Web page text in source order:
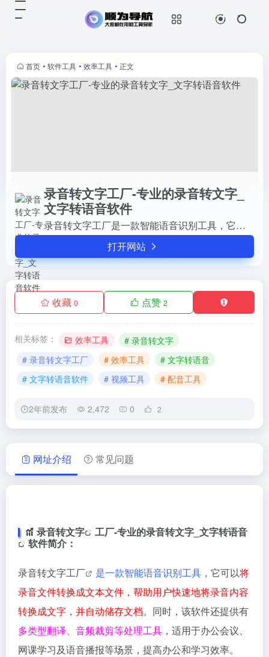
首页 • 软件工具 • 效率工具 • 正文
录音转文字工厂-专业的录音转文字_
文字转语音软件
录音转文字工厂是一款智能语音识别工具，它可以将录音文件转换成文本文件，帮助用户快速地将录音内容转换成文字，并自动储存文档。
打开网站
收藏 0 点赞 2
相关标签： 效率工具
# 录音转文字
# 录音转文字工厂
# 效率工具
# 文字转语音
# 文字转语音软件
# 视频工具 # 配音工具
2年前发布 2,472 0 2
文件，帮助用户快速地将录音内容转
换成文字，并自动储存文档。
网址介绍 常见问题
录音转文字 工厂-专业的录音转文字_ 文字转语音
软件简介：
录音转文字工厂 是一款智能语音识别工具 ，它可以将
录音文件转换成文本文件，帮助用户快速地将录音内容
转换成文字，并自动储存文档。同时，该软件还提供有
多类型翻译、音频裁剪等处理工具 ，适用于办公会议、
网课学习及语音播报等场景，提高办公和学习效率。